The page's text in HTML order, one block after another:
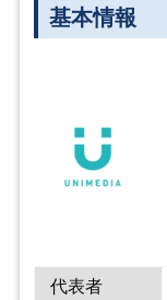
基本情報
代表者